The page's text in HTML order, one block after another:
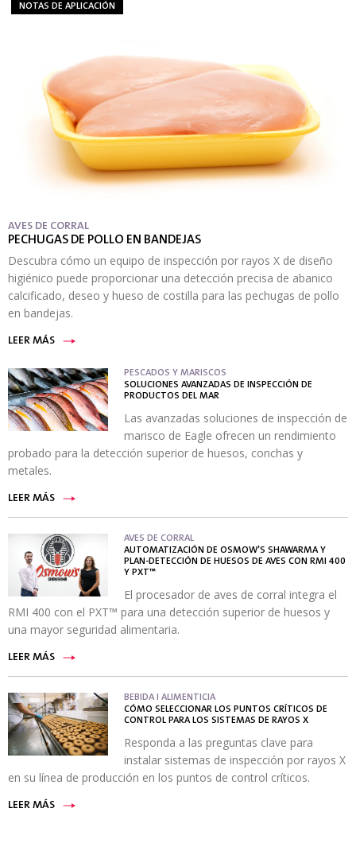
NOTAS DE APLICACIÓN
AVES DE CORRAL
PECHUGAS DE POLLO EN BANDEJAS
Descubra cómo un equipo de inspección por rayos X de diseño
higiénico puede proporcionar una detección precisa de abanico
calcificado, deseo y hueso de costilla para las pechugas de pollo
en bandejas.
LEER MÁS
PESCADOS Y MARISCOS
SOLUCIONES AVANZADAS DE INSPECCIÓN DE
PRODUCTOS DEL MAR
Las avanzadas soluciones de inspección de
marisco de Eagle ofrecen un rendimiento
probado para la detección superior de huesos, conchas y
metales.
LEER MÁS
AVES DE CORRAL
AUTOMATIZACIÓN DE OSMOW’S SHAWARMA Y
PLAN-DETECCIÓN DE HUESOS DE AVES CON RMI 400
Y PXT™
El procesador de aves de corral integra el
RMI 400 con el PXT™ para una detección superior de huesos y
una mayor seguridad alimentaria.
LEER MÁS
BEBIDA I ALIMENTICIA
CÓMO SELECCIONAR LOS PUNTOS CRÍTICOS DE
CONTROL PARA LOS SISTEMAS DE RAYOS X
Responda a las preguntas clave para
instalar sistemas de inspección por rayos X
en su línea de producción en los puntos de control críticos.
LEER MÁS